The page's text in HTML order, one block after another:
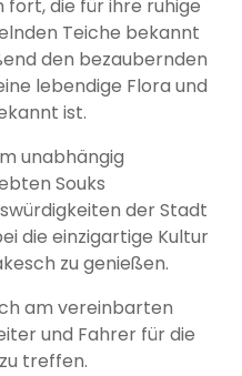
die für ihre ruhige
Teiche bekannt
den bezaubernden
lebendige Flora und
ist.
unabhängig
Souks
der Stadt
die einzigartige Kultur
zu genießen.
am vereinbarten
und Fahrer für die
treffen.